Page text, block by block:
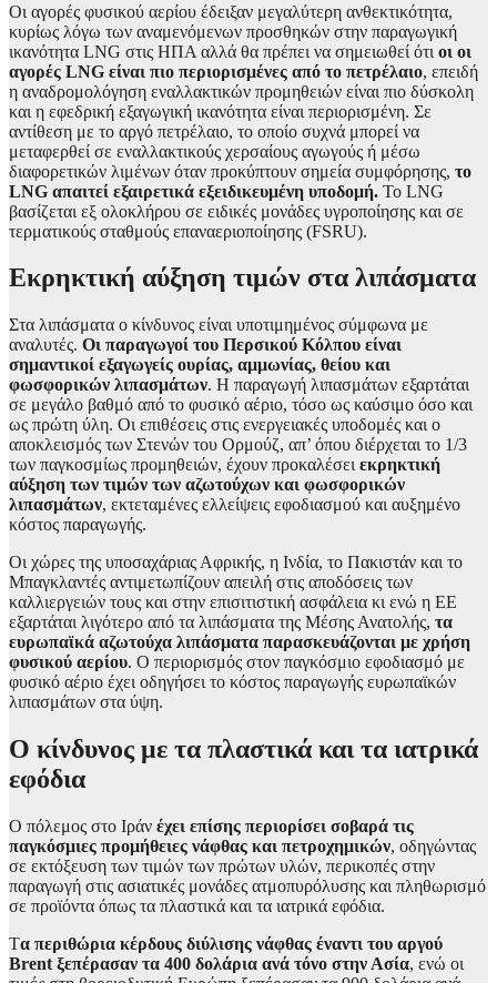
Οι αγορές φυσικού αερίου έδειξαν μεγαλύτερη ανθεκτικότητα,
κυρίως λόγω των αναμενόμενων προσθηκών στην παραγωγική
ικανότητα LNG στις ΗΠΑ αλλά θα πρέπει να σημειωθεί ότι οι οι
αγορές LNG είναι πιο περιορισμένες από το πετρέλαιο, επειδή
η αναδρομολόγηση εναλλακτικών προμηθειών είναι πιο δύσκολη
και η εφεδρική εξαγωγική ικανότητα είναι περιορισμένη. Σε
αντίθεση με το αργό πετρέλαιο, το οποίο συχνά μπορεί να
μεταφερθεί σε εναλλακτικούς χερσαίους αγωγούς ή μέσω
διαφορετικών λιμένων όταν προκύπτουν σημεία συμφόρησης, το
LNG απαιτεί εξαιρετικά εξειδικευμένη υποδομή. Το LNG
βασίζεται εξ ολοκλήρου σε ειδικές μονάδες υγροποίησης και σε
τερματικούς σταθμούς επαναεριοποίησης (FSRU).
Εκρηκτική αύξηση τιμών στα λιπάσματα
Στα λιπάσματα ο κίνδυνος είναι υποτιμημένος σύμφωνα με
αναλυτές. Οι παραγωγοί του Περσικού Κόλπου είναι
σημαντικοί εξαγωγείς ουρίας, αμμωνίας, θείου και
φωσφορικών λιπασμάτων. Η παραγωγή λιπασμάτων εξαρτάται
σε μεγάλο βαθμό από το φυσικό αέριο, τόσο ως καύσιμο όσο και
ως πρώτη ύλη. Οι επιθέσεις στις ενεργειακές υποδομές και ο
αποκλεισμός των Στενών του Ορμούζ, απ’ όπου διέρχεται το 1/3
των παγκοσμίως προμηθειών, έχουν προκαλέσει εκρηκτική
αύξηση των τιμών των αζωτούχων και φωσφορικών
λιπασμάτων, εκτεταμένες ελλείψεις εφοδιασμού και αυξημένο
κόστος παραγωγής.
Οι χώρες της υποσαχάριας Αφρικής, η Ινδία, το Πακιστάν και το
Μπαγκλαντές αντιμετωπίζουν απειλή στις αποδόσεις των
καλλιεργειών τους και στην επισιτιστική ασφάλεια κι ενώ η ΕΕ
εξαρτάται λιγότερο από τα λιπάσματα της Μέσης Ανατολής, τα
ευρωπαϊκά αζωτούχα λιπάσματα παρασκευάζονται με χρήση
φυσικού αερίου. Ο περιορισμός στον παγκόσμιο εφοδιασμό με
φυσικό αέριο έχει οδηγήσει το κόστος παραγωγής ευρωπαϊκών
λιπασμάτων στα ύψη.
Ο κίνδυνος με τα πλαστικά και τα ιατρικά
εφόδια
Ο πόλεμος στο Ιράν έχει επίσης περιορίσει σοβαρά τις
παγκόσμιες προμήθειες νάφθας και πετροχημικών, οδηγώντας
σε εκτόξευση των τιμών των πρώτων υλών, περικοπές στην
παραγωγή στις ασιατικές μονάδες ατμοπυρόλυσης και πληθωρισμό
σε προϊόντα όπως τα πλαστικά και τα ιατρικά εφόδια.
Τα περιθώρια κέρδους διύλισης νάφθας έναντι του αργού
Brent ξεπέρασαν τα 400 δολάρια ανά τόνο στην Ασία, ενώ οι